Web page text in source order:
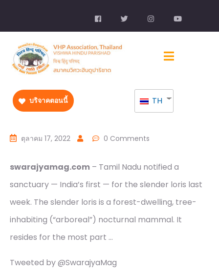
บริจาคตอนนี้ TH
ตุลาคม 17, 2022 0 Comments
swarajyamag.com – Tamil Nadu notified a
sanctuary — India’s first — for the slender loris last
week. The slender loris is a forest-dwelling, tree-
inhabiting (“arboreal”) nocturnal mammal. It
resides for the most part …
Tweeted by @SwarajyaMag